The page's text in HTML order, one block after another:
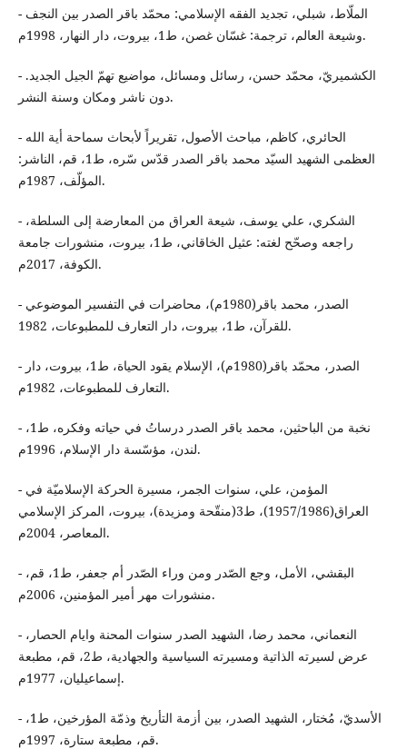
- الملّاط، شبلي، تجديد الفقه الإسلامي: محمّد باقر الصدر بين النجف
وشيعة العالم، ترجمة: غسّان غصن، ط1، بيروت، دار النهار، 1998م.
- الكشميريّ، محمّد حسن، رسائل ومسائل، مواضيع تهمّ الجيل الجديد.
دون ناشر ومكان وسنة النشر.
- الحائري، كاظم، مباحث الأصول، تقريراً لأبحاث سماحة أية الله
العظمى الشهيد السيّد محمد باقر الصدر قدّس سّره، ط1، قم، الناشر:
المؤلّف، 1987م.
- الشكري، علي يوسف، شيعة العراق من المعارضة إلى السلطة،
راجعه وصحّح لغته: عثيل الخاقاني، ط1، بيروت، منشورات جامعة
الكوفة، 2017م.
- الصدر، محمد باقر(1980م)، محاضرات في التفسير الموضوعي
للقرآن، ط1، بيروت، دار التعارف للمطبوعات، 1982.
- الصدر، محمّد باقر(1980م)، الإسلام يقود الحياة، ط1، بيروت، دار
التعارف للمطبوعات، 1982م.
- نخبة من الباحثين، محمد باقر الصدر درساتُ في حياته وفكره، ط1،
لندن، مؤسّسة دار الإسلام، 1996م.
- المؤمن، علي، سنوات الجمر، مسيرة الحركة الإسلاميّة في
العراق(1957/1986)، ط3(منقّحة ومزيدة)، بيروت، المركز الإسلامي
المعاصر، 2004م.
- البقشي، الأمل، وجع الصّدر ومن وراء الصّدر أم جعفر، ط1، قم،
منشورات مهر أمير المؤمنين، 2006م.
- النعماني، محمد رضا، الشهيد الصدر سنوات المحنة وايام الحصار،
عرض لسيرته الذاتية ومسيرته السياسية والجهادية، ط2، قم، مطبعة
إسماعيليان، 1977م.
- الأسديّ، مُختار، الشهيد الصدر، بين أزمة التأريخ وذمّة المؤرخين، ط1،
قم، مطبعة ستارة، 1997م.